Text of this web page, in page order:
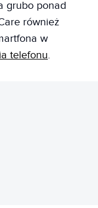
grubo ponad
również
w
telefonu.